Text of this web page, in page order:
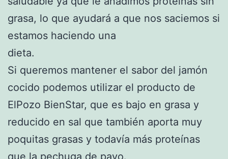
grasa, lo que ayudará a que nos saciemos si
estamos haciendo una
dieta.
Si queremos mantener el sabor del jamón
cocido podemos utilizar el producto de
ElPozo BienStar, que es bajo en grasa y
reducido en sal que también aporta muy
poquitas grasas y todavía más proteínas
que la pechuga de pavo.